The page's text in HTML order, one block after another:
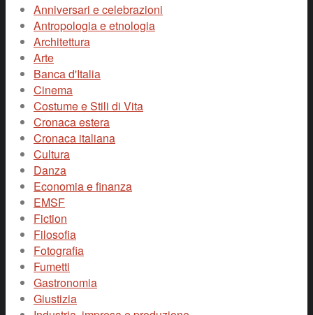
Anniversari e celebrazioni
Antropologia e etnologia
Architettura
Arte
Banca d'Italia
Cinema
Costume e Stili di Vita
Cronaca estera
Cronaca italiana
Cultura
Danza
Economia e finanza
EMSF
Fiction
Filosofia
Fotografia
Fumetti
Gastronomia
Giustizia